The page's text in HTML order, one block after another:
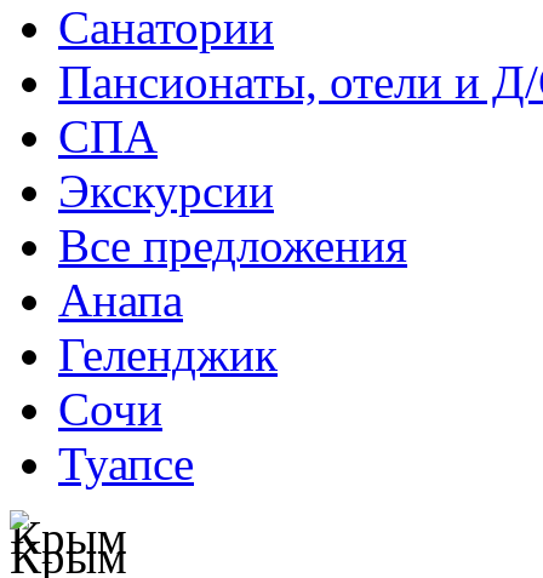
Санатории
Пансионаты, отели и
СПА
Экскурсии
Все предложения
Анапа
Геленджик
Сочи
Туапсе
Крым